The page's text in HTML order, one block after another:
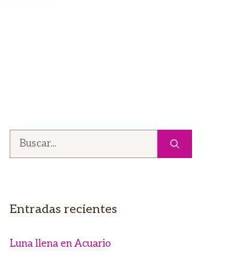
Buscar:
Entradas recientes
Luna llena en Acuario